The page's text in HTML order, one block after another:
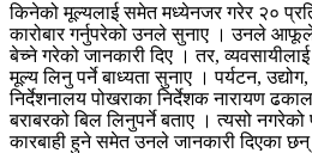
किनेको मूल्यलाई समेत मध्येनजर गरेर २०
कारोबार गर्नुपरेको उनले सुनाए । उनले
बेच्ने गरेको जानकारी दिए । तर,
मूल्य लिनु पर्ने बाध्यता सुनाए । पर्यटन,
निर्देशनालय पोखराका निर्देशक नारायण
बराबरको बिल लिनुपर्ने बताए । त्यसो
कारबाही हुने समेत उनले जानकारी दिएका